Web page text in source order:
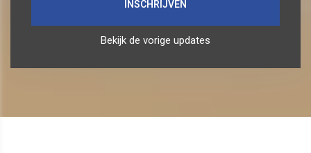
Bekijk de vorige updates